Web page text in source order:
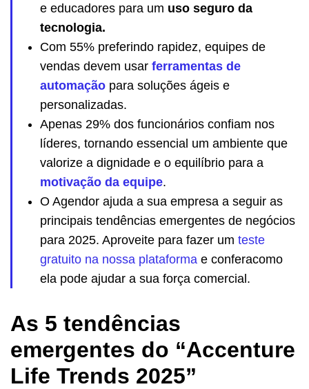
e educadores para um uso seguro da
tecnologia.
Com 55% preferindo rapidez, equipes de
vendas devem usar ferramentas de
automação para soluções ágeis e
personalizadas.
Apenas 29% dos funcionários confiam nos
líderes, tornando essencial um ambiente que
valorize a dignidade e o equilíbrio para a
motivação da equipe.
O Agendor ajuda a sua empresa a seguir as
principais tendências emergentes de negócios
para 2025. Aproveite para fazer um teste
gratuito na nossa plataforma e conferacomo
ela pode ajudar a sua força comercial.
As 5 tendências
emergentes do “Accenture
Life Trends 2025”